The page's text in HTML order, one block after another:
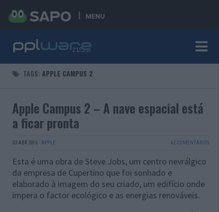
MENU
TAGS: APPLE CAMPUS 2
Apple Campus 2 – A nave espacial está
a ficar pronta
03 ABR 2016 · APPLE 62 COMENTÁRIOS
Esta é uma obra de Steve Jobs, um centro nevrálgico
da empresa de Cupertino que foi sonhado e
elaborado à imagem do seu criado, um edifício onde
impera o factor ecológico e as energias renováveis.